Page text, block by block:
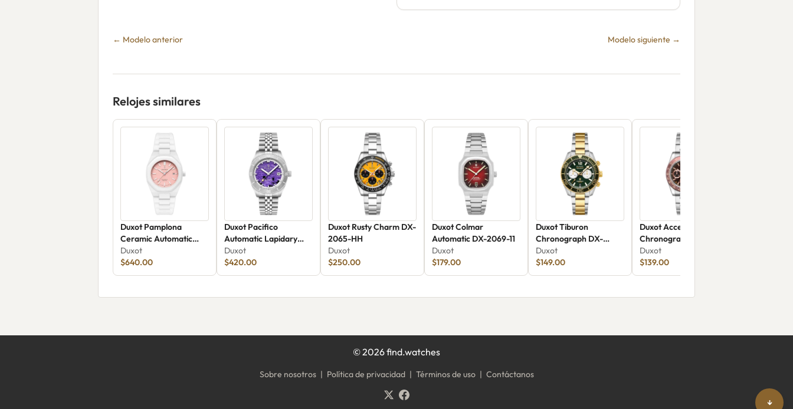
← Modelo anterior Modelo siguiente →
Relojes similares
Duxot Pamplona
Ceramic Automatic
Limited Edition DX-
2078-11
Duxot
$640.00
Duxot Pacifico
Automatic Lapidary
Limited Edition DX-
2076-11
Duxot
$420.00
Duxot Rusty Charm DX-
2065-HH
Duxot
$250.00
Duxot Colmar
Automatic DX-2069-11
Duxot
$179.00
Duxot Tiburon
Chronograph DX-
2062-55
Duxot
$149.00
Duxot Accelero
Chronograph DX-
2065-44
Duxot
$139.00
©2026find.watches
Sobre nosotros | Política de privacidad | Términos de uso | Contáctanos
↓